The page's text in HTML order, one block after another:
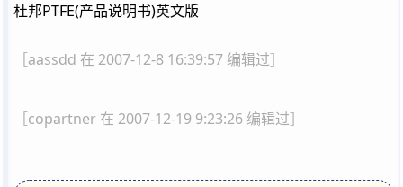
杜邦PTFE(产品说明书)英文版
［aassdd 在 2007-12-8 16:39:57 编辑过］
［copartner 在 2007-12-19 9:23:26 编辑过］